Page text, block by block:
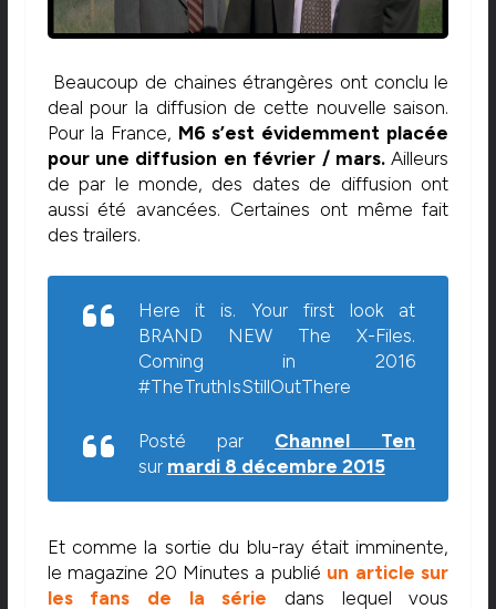
Beaucoup de chaines étrangères ont conclu le
deal pour la diffusion de cette nouvelle saison.
Pour la France, M6 s’est évidemment placée
pour une diffusion en février / mars.Ailleurs
de par le monde, des dates de diffusion ont
aussi été avancées. Certaines ont même fait
des trailers.
Here it is. Your first look at
BRAND NEW The X-Files.
Coming in 2016
#TheTruthIsStillOutThere
Posté par Channel Ten
sur mardi 8 décembre 2015
Et comme la sortie du blu-ray était imminente,
le magazine 20 Minutes a publié un article sur
les fans de la série dans lequel vous